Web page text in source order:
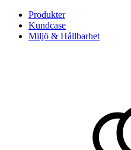
Produkter
Kundcase
Miljö & Hållbarhet